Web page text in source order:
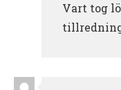
Vart tog